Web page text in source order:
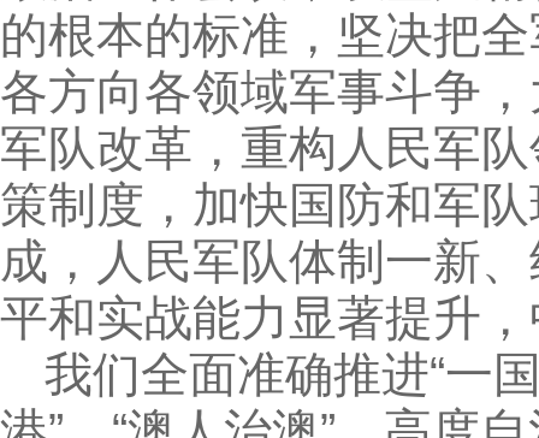
的根本的标准，坚决把
各方向各领域军事斗争
军队改革，重构人民军
策制度，加快国防和军
成，人民军队体制一新
平和实战能力显著提升
我们全面准确推进“一